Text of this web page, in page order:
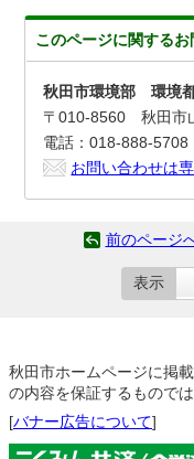
このページに関するお
秋田市環境部 環境
〒010-8560 秋田市
電話：018-888-
お問い合わせは
前のページ
表示
秋田市ホームページに掲
の内容を保証するものでは
[バナー広告について]